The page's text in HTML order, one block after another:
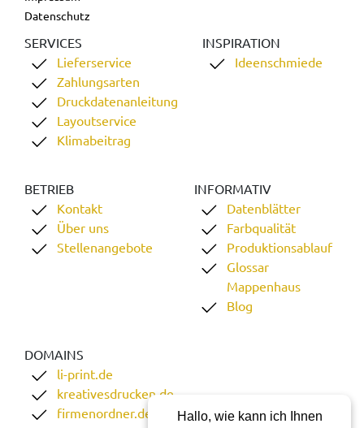
Datenschutz
SERVICES
Lieferservice
Zahlungsarten
Druckdatenanleitung
Layoutservice
Klimabeitrag
INSPIRATION
Ideenschmiede
BETRIEB
Kontakt
Über uns
Stellenangebote
INFORMATIV
Datenblätter
Farbqualität
Produktionsablauf
Glossar
Mappenhaus
Blog
DOMAINS
li-print.de
kreativesdrucken.de
firmenordner.de
Hallo, wie kann ich Ihnen